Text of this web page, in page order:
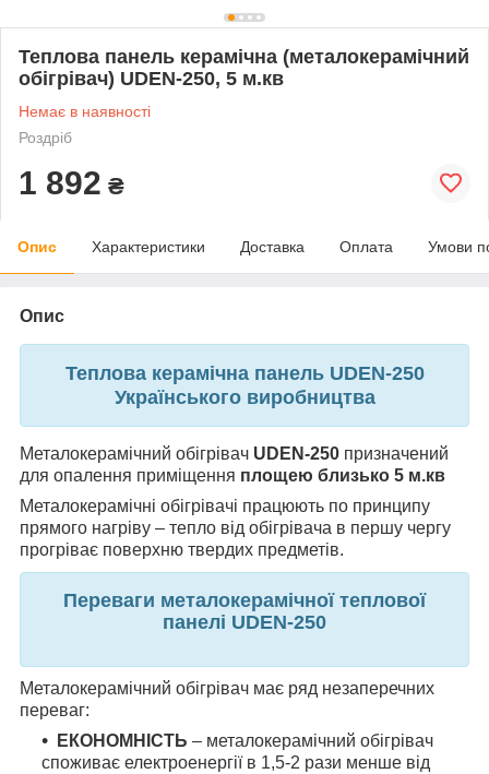
Теплова панель керамічна (металокерамічний
обігрівач) UDEN-250, 5 м.кв
Немає в наявності
Роздріб
1 892 ₴
Опис Характеристики Доставка Оплата Умови
Опис
Теплова керамічна панель UDEN-250
Українського виробництва
Металокерамічний обігрівач UDEN-250 призначений
для опалення приміщення площею близько 5 м.кв
Металокерамічні обігрівачі працюють по принципу
прямого нагріву – тепло від обігрівача в першу чергу
прогріває поверхню твердих предметів.
Переваги металокерамічної теплової
панелі UDEN-250
Металокерамічний обігрівач має ряд незаперечних
переваг:
ЕКОНОМНІСТЬ – металокерамічний обігрівач
споживає електроенергії в 1,5-2 рази менше від